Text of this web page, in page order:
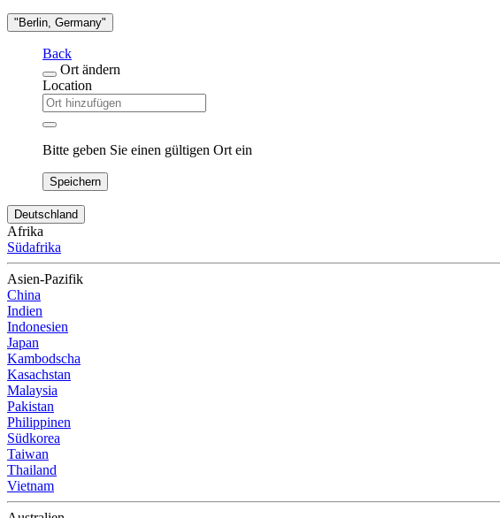
"Berlin, Germany"
Back
Ort ändern
Location
Bitte geben Sie einen gültigen Ort ein
Speichern
Deutschland
Afrika
Südafrika
Asien-Pazifik
China
Indien
Indonesien
Japan
Kambodscha
Kasachstan
Malaysia
Pakistan
Philippinen
Südkorea
Taiwan
Thailand
Vietnam